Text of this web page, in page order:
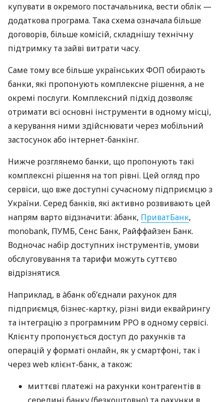
купувати в окремого постачальника, вести облік —
додаткова програма. Така схема означала більше
договорів, більше комісій, складнішу технічну
підтримку та зайві витрати часу.
Саме тому все більше українських ФОП обирають
банки, які пропонують комплексне рішення, а не
окремі послуги. Комплексний підхід дозволяє
отримати всі основні інструменти в одному місці,
а керування ними здійснювати через мобільний
застосунок або інтернет-банкінг.
Нижче розглянемо банки, що пропонують такі
комплексні рішення на топ рівні. Цей огляд про
сервіси, що вже доступні сучасному підприємцю з
України. Серед банків, які активно розвивають цей
напрям варто відзначити: àбанк, ПриватБанк,
monobank, ПУМБ, Сенс Банк, Райффайзен Банк.
Водночас набір доступних інструментів, умови
обслуговування та тарифи можуть суттєво
відрізнятися.
Наприклад, в àбанк об’єднали рахунок для
підприємця, бізнес-картку, різні види еквайрингу
та інтеграцію з програмним РРО в одному сервісі.
Клієнту пропонується доступ до рахунків та
операцій у форматі онлайн, як у смартфоні, так і
через web клієнт-банк, а також:
миттєві платежі на рахунки контрагентів в